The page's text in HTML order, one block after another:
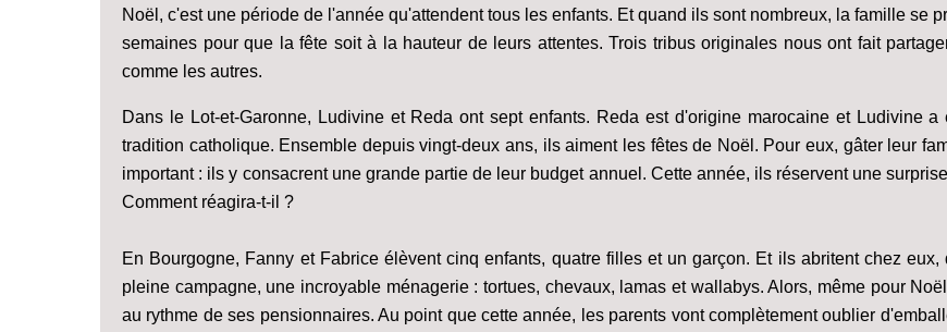
Noël, c'est une période de l'année qu'attendent tous les enfants. Et quand ils sont nombreux, la famille se
semaines pour que la fête soit à la hauteur de leurs attentes. Trois tribus originales nous ont fait
comme les autres.
Dans le Lot-et-Garonne, Ludivine et Reda ont sept enfants. Reda est d'origine marocaine et Ludivine
tradition catholique. Ensemble depuis vingt-deux ans, ils aiment les fêtes de Noël. Pour eux, gâter leur
important : ils y consacrent une grande partie de leur budget annuel. Cette année, ils réservent une
Comment réagira-t-il ?
En Bourgogne, Fanny et Fabrice élèvent cinq enfants, quatre filles et un garçon. Et ils abritent chez eux,
pleine campagne, une incroyable ménagerie : tortues, chevaux, lamas et wallabys. Alors, même pour
au rythme de ses pensionnaires. Au point que cette année, les parents vont complètement oublier